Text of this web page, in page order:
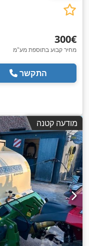
‏300 ‏€
מחיר קבוע בתוספת מע"מ
התקשר
מודעה קטנה